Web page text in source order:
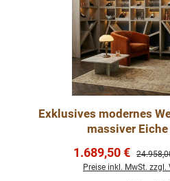
Exklusives modernes
massiver
Verkaufspreis:
1.689,50 €
Preise inkl. MwSt. zzgl.